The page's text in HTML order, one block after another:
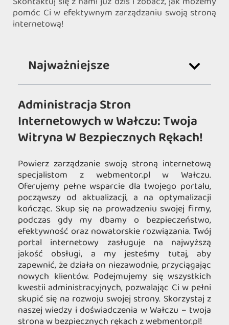
pomóc Ci w efektywnym zarządzaniu swoją stroną
internetową!
Najważniejsze
Administracja Stron
Internetowych w Wałczu: Twoja
Witryna W Bezpiecznych Rękach!
Powierz zarządzanie swoją stroną internetową
specjalistom z webmentor.pl w Wałczu.
Oferujemy pełne wsparcie dla twojego portalu,
począwszy od aktualizacji, a na optymalizacji
kończąc. Skup się na prowadzeniu swojej firmy,
podczas gdy my dbamy o bezpieczeństwo,
efektywność oraz nowatorskie rozwiązania. Twój
portal internetowy zasługuje na najwyższą
jakość obsługi, a my jesteśmy tutaj, aby
zapewnić, że działa on niezawodnie, przyciągając
nowych klientów. Podejmujemy się wszystkich
kwestii administracyjnych, pozwalając Ci w pełni
skupić się na rozwoju swojej strony. Skorzystaj z
naszej wiedzy i doświadczenia w Wałczu – twoja
strona w bezpiecznych rękach z webmentor.pl!